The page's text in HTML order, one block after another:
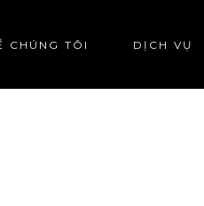
CHÚNG TÔI DỊCH VỤ